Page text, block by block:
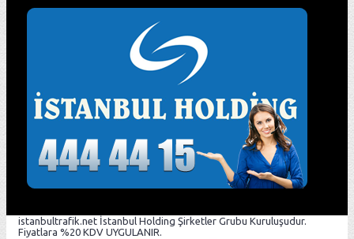
istanbultrafik.net İstanbul Holding Şirketler Grubu Kuruluşudur.
Fiyatlara %20 KDV UYGULANIR.